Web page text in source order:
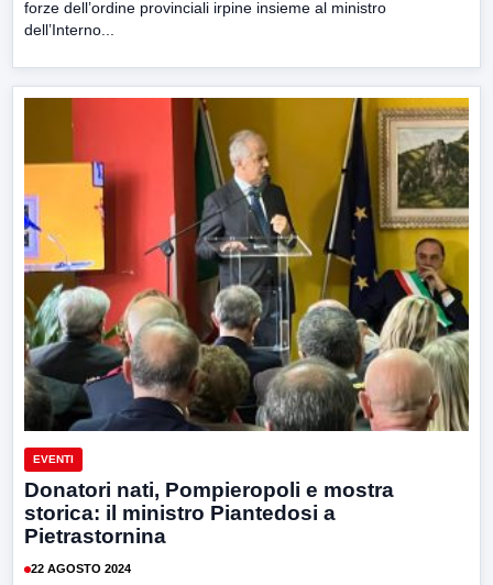
forze dell’ordine provinciali irpine insieme al ministro
dell’Interno...
EVENTI
Donatori nati, Pompieropoli e mostra
storica: il ministro Piantedosi a
Pietrastornina
22 AGOSTO 2024